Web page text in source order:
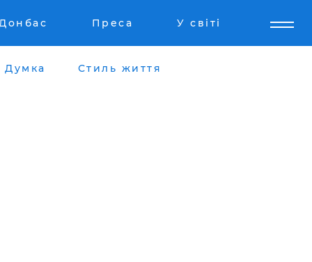
Преса У світі
Думка Стиль життя